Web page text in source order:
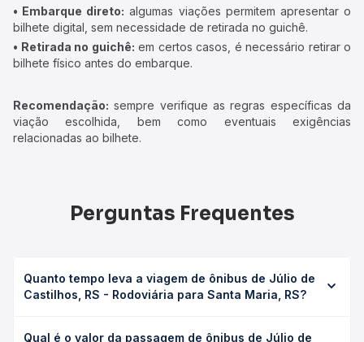
• Embarque direto: algumas viações permitem apresentar o
bilhete digital, sem necessidade de retirada no guichê.
• Retirada no guichê: em certos casos, é necessário retirar o
bilhete físico antes do embarque.
Recomendação: sempre verifique as regras específicas da
viação escolhida, bem como eventuais exigências
relacionadas ao bilhete.
Perguntas Frequentes
Quanto tempo leva a viagem de ônibus de Júlio de
Castilhos, RS - Rodoviária para Santa Maria, RS?
Qual é o valor da passagem de ônibus de Júlio de